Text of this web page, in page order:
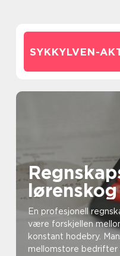
SYKKYLVEN-
lørenskog
En profesjonell
være forskjellen
konstant hodebry.
mellomstore bedrifter